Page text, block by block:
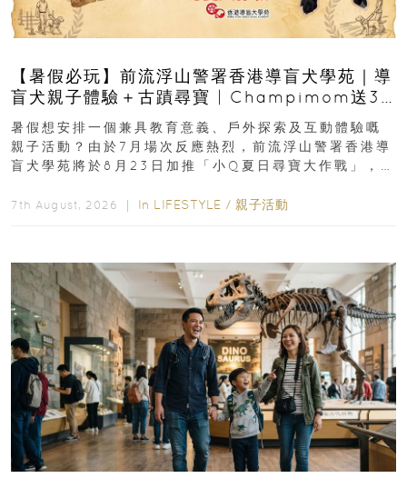
【暑假必玩】前流浮山警署香港導盲犬學苑｜導
盲犬親子體驗＋古蹟尋寶 | Champimom送3
組免費名額
暑假想安排一個兼具教育意義、戶外探索及互動體驗嘅
親子活動？由於7月場次反應熱烈，前流浮山警署香港導
盲犬學苑將於8月23日加推「小Q夏日尋寶大作戰」，家
7th August, 2026 ｜ In LIFESTYLE / 親子活動